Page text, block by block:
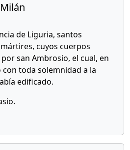
de Liguria, santos
cuyos cuerpos
san Ambrosio, el cual, en
toda solemnidad a la
edificado.